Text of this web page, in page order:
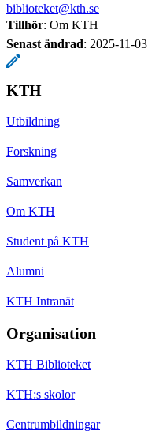
biblioteket@kth.se
Tillhör: Om KTH
Senast ändrad: 2025-11-03
KTH
Utbildning
Forskning
Samverkan
Om KTH
Student på KTH
Alumni
KTH Intranät
Organisation
KTH Biblioteket
KTH:s skolor
Centrumbildningar